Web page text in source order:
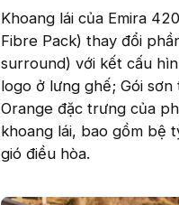
Khoang lái của Emira
Fibre Pack) thay đổi
surround) với kết cấu
logo ở lưng ghế; Gói
Orange đặc trưng của
khoang lái, bao gồm bệ
gió điều hòa.